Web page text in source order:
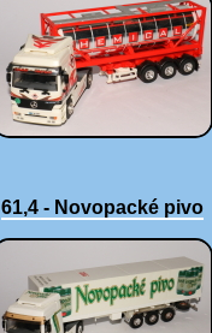
61,4 - Novopacké pivo